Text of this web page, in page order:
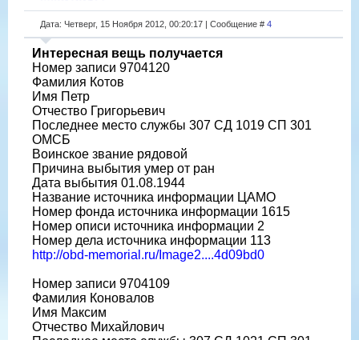
Дата: Четверг, 15 Ноября 2012, 00:20:17 | Сообщение # 4
Интересная вещь получается
Номер записи 9704120
Фамилия Котов
Имя Петр
Отчество Григорьевич
Последнее место службы 307 СД 1019 СП 301
ОМСБ
Воинское звание рядовой
Причина выбытия умер от ран
Дата выбытия 01.08.1944
Название источника информации ЦАМО
Номер фонда источника информации 1615
Номер описи источника информации 2
Номер дела источника информации 113
http://obd-memorial.ru/Image2....4d09bd0
Номер записи 9704109
Фамилия Коновалов
Имя Максим
Отчество Михайлович